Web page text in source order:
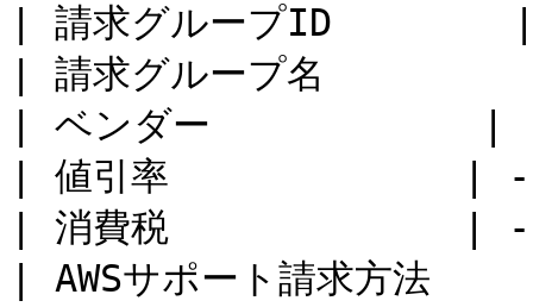
| 請求グループID
| 請求グループ名
| ベンダー
| 値引率
| 消費税
| AWSサポート請求